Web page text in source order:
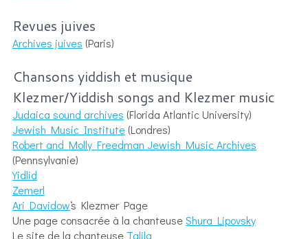
Revues juives
Archives juives (Paris)
Chansons yiddish et musique
Klezmer/Yiddish songs and Klezmer music
Judaica sound archives (Florida Atlantic University)
Jewish Music Institute (Londres)
Robert and Molly Freedman Jewish Music Archives
(Pennsylvanie)
Yidlid
Zemerl
Ari Davidow‘s Klezmer Page
Une page consacrée à la chanteuseShura Lipovsky
Le site de la chanteuse Talila